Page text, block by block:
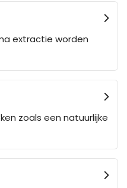
extractie worden
zoals een natuurlijke